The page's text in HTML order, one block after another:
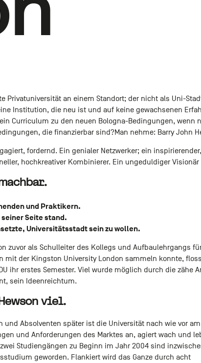
Privatuniversität an einem Standort; der nicht als Uni-
Institution, die neu ist und auf keine gewachsenen
Curriculum zu den neuen Bologna-Bedingungen, wenn
die finanzierbar sind?Man nehme: Barry John
fordernd. Ein genialer Netzwerker; ein
hochkreativer Kombinierer. Ein ungeduldiger Visionär
und Praktikern.
seiner Seite stand.
Universitätsstadt sein zu wollen.
zuvor als Schulleiter des Kollegs und Aufbaulehrgangs
mit der Kingston University London sammeln konnte,
ihr erstes Semester. Viel wurde möglich durch die zähe
sein Ideenreichtum.
viel.
und Absolventen später ist die Universität nach wie vor
und Anforderungen des Marktes an, agiert wach und
Studiengängen zu Beginn im Jahr 2004 sind
geworden. Flankiert wird das Ganze durch acht